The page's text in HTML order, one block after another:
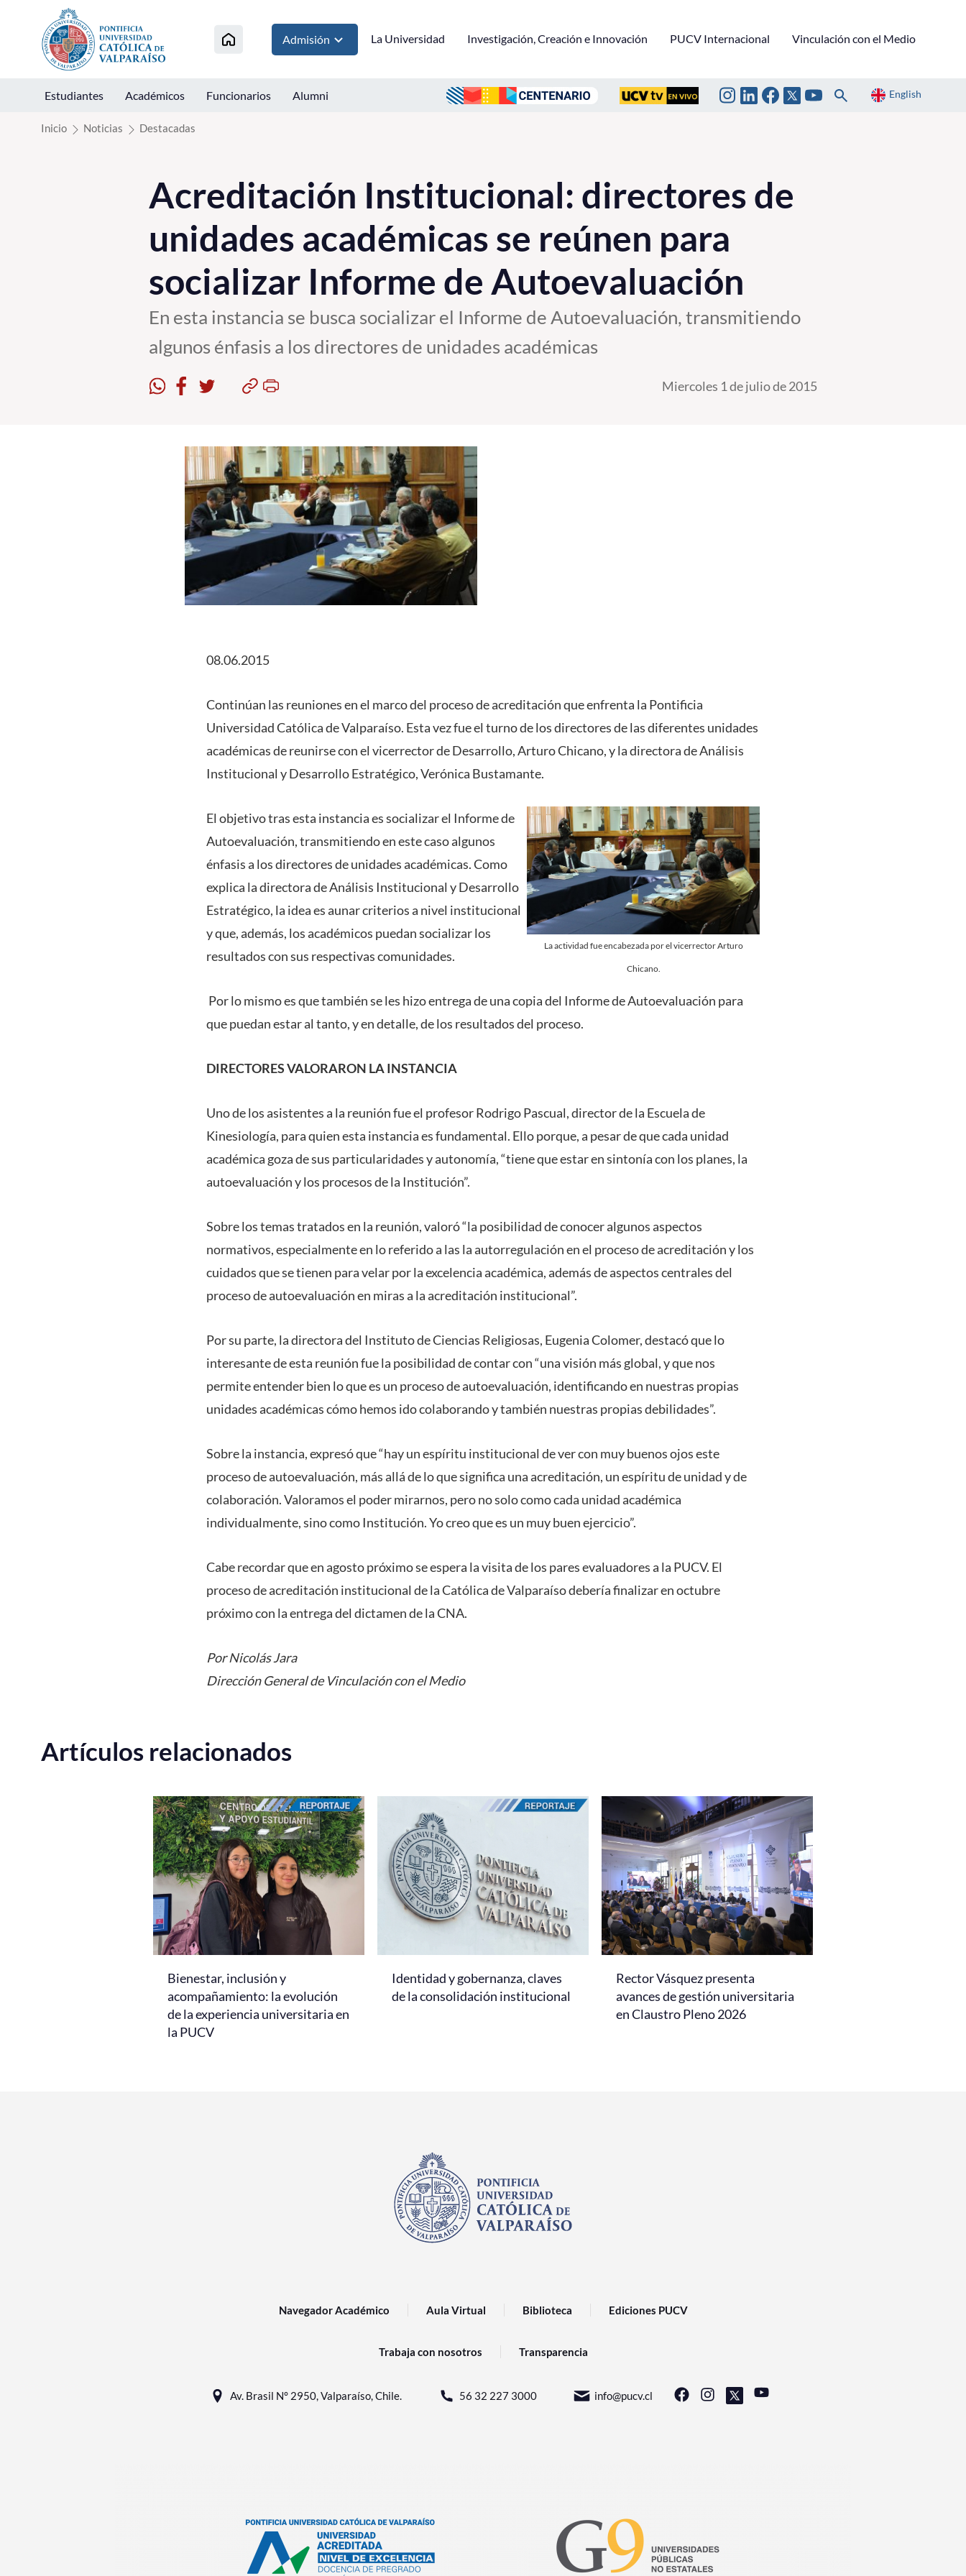
Click acá para ir directamente al contenido
Admisión La Universidad Investigación, Creación e Innovación PUCV Internacional Vinculación con el Medio
Estudiantes Académicos Funcionarios Alumni English
Inicio Noticias Destacadas
Acreditación Institucional: directores de
unidades académicas se reúnen para
socializar Informe de Autoevaluación
En esta instancia se busca socializar el Informe de Autoevaluación, transmitiendo
algunos énfasis a los directores de unidades académicas
Miercoles 1 de julio de 2015
08.06.2015
Continúan las reuniones en el marco del proceso de acreditación que enfrenta la Pontificia
Universidad Católica de Valparaíso. Esta vez fue el turno de los directores de las diferentes unidades
académicas de reunirse con el vicerrector de Desarrollo, Arturo Chicano, y la directora de Análisis
Institucional y Desarrollo Estratégico, Verónica Bustamante.
La actividad fue encabezada por el vicerrector Arturo
Chicano.
El objetivo tras esta instancia es socializar el Informe de
Autoevaluación, transmitiendo en este caso algunos
énfasis a los directores de unidades académicas. Como
explica la directora de Análisis Institucional y Desarrollo
Estratégico, la idea es aunar criterios a nivel institucional
y que, además, los académicos puedan socializar los
resultados con sus respectivas comunidades.
Por lo mismo es que también se les hizo entrega de una copia del Informe de Autoevaluación para
que puedan estar al tanto, y en detalle, de los resultados del proceso.
DIRECTORES VALORARON LA INSTANCIA
Uno de los asistentes a la reunión fue el profesor Rodrigo Pascual, director de la Escuela de
Kinesiología, para quien esta instancia es fundamental. Ello porque, a pesar de que cada unidad
académica goza de sus particularidades y autonomía, “tiene que estar en sintonía con los planes, la
autoevaluación y los procesos de la Institución”.
Sobre los temas tratados en la reunión, valoró “la posibilidad de conocer algunos aspectos
normativos, especialmente en lo referido a las la autorregulación en el proceso de acreditación y los
cuidados que se tienen para velar por la excelencia académica, además de aspectos centrales del
proceso de autoevaluación en miras a la acreditación institucional”.
Por su parte, la directora del Instituto de Ciencias Religiosas, Eugenia Colomer, destacó que lo
interesante de esta reunión fue la posibilidad de contar con “una visión más global, y que nos
permite entender bien lo que es un proceso de autoevaluación, identificando en nuestras propias
unidades académicas cómo hemos ido colaborando y también nuestras propias debilidades”.
Sobre la instancia, expresó que “hay un espíritu institucional de ver con muy buenos ojos este
proceso de autoevaluación, más allá de lo que significa una acreditación, un espíritu de unidad y de
colaboración. Valoramos el poder mirarnos, pero no solo como cada unidad académica
individualmente, sino como Institución. Yo creo que es un muy buen ejercicio”.
Cabe recordar que en agosto próximo se espera la visita de los pares evaluadores a la PUCV. El
proceso de acreditación institucional de la Católica de Valparaíso debería finalizar en octubre
próximo con la entrega del dictamen de la CNA.
Por Nicolás Jara
Dirección General de Vinculación con el Medio
Artículos relacionados
Bienestar, inclusión y
acompañamiento: la evolución
de la experiencia universitaria en
la PUCV
Identidad y gobernanza, claves
de la consolidación institucional
Rector Vásquez presenta
avances de gestión universitaria
en Claustro Pleno 2026
Navegador Académico Aula Virtual Biblioteca Ediciones PUCV
Trabaja con nosotros Transparencia
Av. Brasil N° 2950, Valparaíso, Chile. 56 32 227 3000 info@pucv.cl